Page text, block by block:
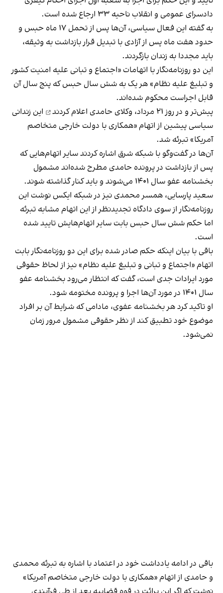
دادسرای عمومی و انقلاب ناحیه ۳۳ ارجاع شده است.
به گفته این فعال سیاسی، آن‌ها پس از تحمل ۱۷ ماه حبس و
حدود هفت ماه پس از آزادی با تبدیل قرار بازداشت به وثیقه،
باید مجددا به زندان بازگردند.
این دو روزنامه‌نگار با اتهامات «اجتماع و تبانی علیه امنیت کشور
و تبلیغ علیه نظام» هر یک به شش سال حبس که پنج سال آن
قابل اجراست محکوم شده‌اند.
پیش‌تر و در روز ۲۱ مرداد، وکلای حامدی
اعلام کردند
این زندانی
سیاسی پیشین از اتهام «همکاری با دولت خارجی متخاصم
آمریکا» تبرئه شد.
آن‌ها در گفت‌وگو با شبکه شرق اشاره کردند سایر اتهام‌هایی که
پس از بازداشت در پرونده حامدی مطرح شده‌اند مشمول
بخشنامه عفو سال ۱۴۰۱ می‌شوند و باید کنار گذاشته شوند.
سعید پارسایی، همسر محمدی نیز در شبکه ایکس نوشت این
روزنامه‌نگار از سوی دادگاه تجدیدنظر از این اتهام مشابه تبرئه
اما حکم شش سال حبس بابت سایر اتهام‌هایش تایید شده
است.
باقی با بیان اینکه حکم صادر شده برای این دو روزنامه‌نگار بابت
اتهام «اجتماع و تبانی و تبلیغ علیه نظام» نیز از لحاظ حقوقی
مورد ایرادات جدی است، گفت که انتظار می‌رود بخشنامه عفو
سال ۱۴۰۱ در مورد آن‌ها اجرا و پرونده مختومه شود.
او تاکید کرد هر بخشنامه عفوی، مادامی که شرایط آن بر افراد
موضوع خود تطبیق کند از نظر حقوقی مشمول مرور زمان
نمی‌شود.
باقی در ادامه یادداشت خود در اعتماد با اشاره به تبرئه محمدی
و حامدی از اتهام «همکاری با دولت خارجی متخاصم آمریکا»